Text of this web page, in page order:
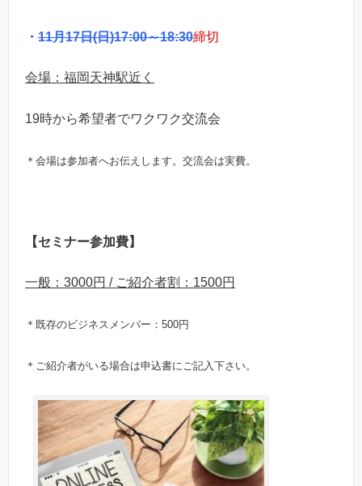
・ 11月17日(日)17:00～18:30締切
会場：福岡天神駅近く
19時から希望者でワクワク交流会
＊会場は参加者へお伝えします。交流会は実費。
【セミナー参加費】
一般：3000円 / ご紹介者割：1500円
＊既存のビジネスメンバー：500円
＊ご紹介者がいる場合は申込書にご記入下さい。